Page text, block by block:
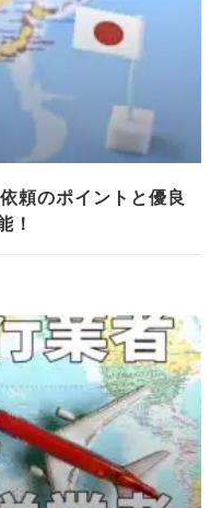
頼のポイントと優良
！